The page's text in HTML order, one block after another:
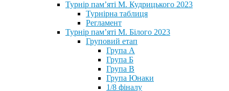
Турнір пам’яті М. Кудрицького 2023
Турнірна таблиця
Регламент
Турнір пам’яті М. Білого 2023
Груповий етап
Група А
Група Б
Група В
Група Юнаки
1/8 фіналу